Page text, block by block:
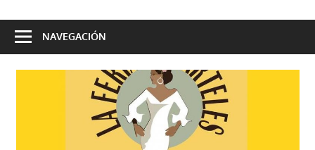
oficial
Ayuntamiento
NAVEGACIÓN